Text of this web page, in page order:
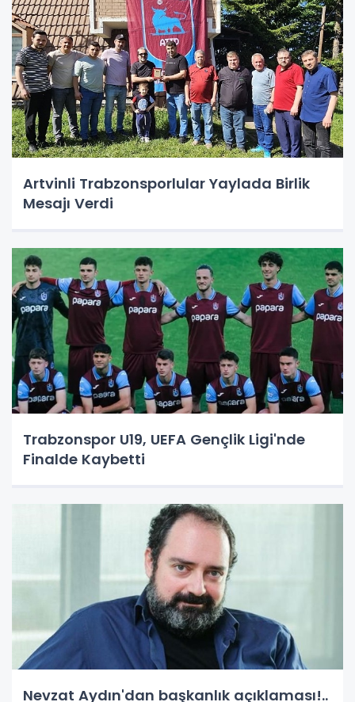
Artvinli Trabzonsporlular Yaylada Birlik
Mesajı Verdi
Trabzonspor U19, UEFA Gençlik Ligi'nde
Finalde Kaybetti
Nevzat Aydın'dan başkanlık açıklaması!..